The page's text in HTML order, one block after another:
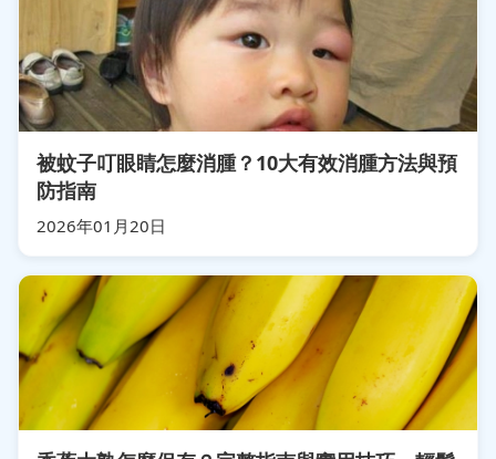
被蚊子叮眼睛怎麼消腫？10大有效消腫方法與預
防指南
2026年01月20日